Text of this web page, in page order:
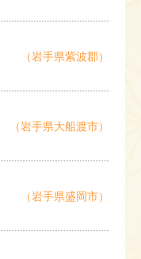
（岩手県紫波郡）
（岩手県大船渡市）
（岩手県盛岡市）